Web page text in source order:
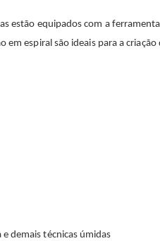
estão equipados com a
em espiral são ideais para a
e demais técnicas úmidas